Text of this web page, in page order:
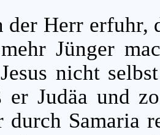
der Herr erfuhr,
Jünger
nicht
er Judäa und
durch Samaria